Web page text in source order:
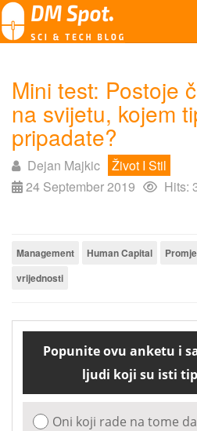
Mini test: Postoje
na svijetu, kojem
pripadate?
Dejan Majkic
Život I Stil
24 September 2019
Hits:
Management Human Capital
vrijednosti
Popunite ovu anketu i
ljudi koji su isti
Oni koji rade na tome